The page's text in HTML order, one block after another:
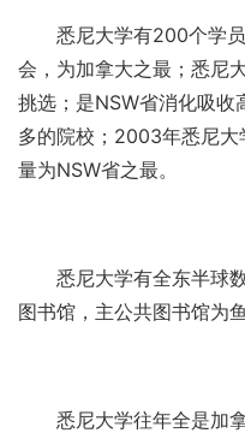
悉尼大学有200个学员
会，为加拿大之最；悉尼
挑选；是NSW省消化吸
多的院校；2003年悉尼
量为NSW省之最。
悉尼大学有全东半球数
图书馆，主公共图书馆为
悉尼大学往年全是加拿